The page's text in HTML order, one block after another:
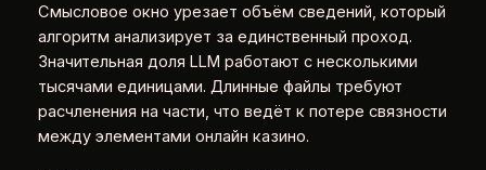
Смысловое окно урезает объём сведений, который
алгоритм анализирует за единственный проход.
Значительная доля LLM работают с несколькими
тысячами единицами. Длинные файлы требуют
расчленения на части, что ведёт к потере связности
между элементами онлайн казино.